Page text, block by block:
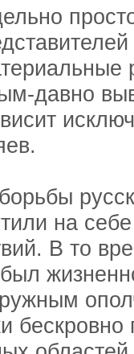
давно
на
В то